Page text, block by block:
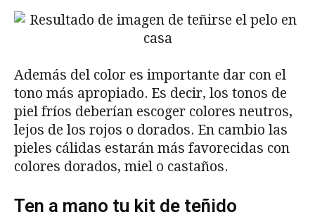
Además del color es importante dar con el
tono más apropiado. Es decir, los tonos de
piel fríos deberían escoger colores neutros,
lejos de los rojos o dorados. En cambio las
pieles cálidas estarán más favorecidas con
colores dorados, miel o castaños.
Ten a mano tu kit de teñido